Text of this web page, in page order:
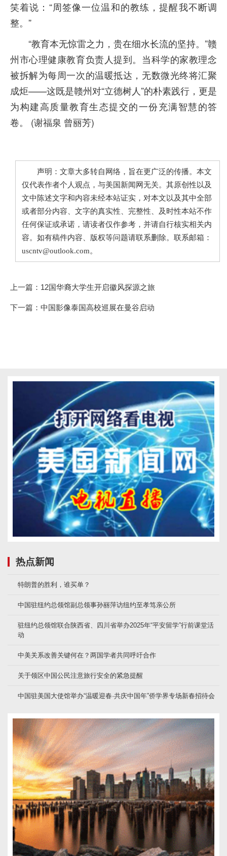
笑着说：“周签像一位温和的教练，提醒我不断调
整。”
“教育本无惊雷之力，贵在细水长流的坚持。”赣
州市心理健康教育负责人提到。当科学的家教理念
被拆解为每周一次的温暖抵达，无数微光终将汇聚
成炬——这既是赣州对“立德树人”的朴素践行，更是
为构建高质量教育生态提交的一份充满智慧的答
卷。 (谢福泉 曾丽芳)
声明：文章大多转自网络，旨在更广泛的传播。本文
仅代表作者个人观点，与美国新闻网无关。其原创性以及
文中陈述文字和内容未经本站证实，对本文以及其中全部
或者部分内容、文字的真实性、完整性、及时性本站不作
任何保证或承诺，请读者仅作参考，并请自行核实相关内
容。如有稿件内容、版权等问题请联系删除。联系邮箱：
uscntv@outlook.com。
上一篇： 12国华裔大学生开启徽风探源之旅
下一篇： 中国影像泰国高校巡展在曼谷启动
热点新闻
特朗普的胜利，谁买单？
中国驻纽约总领馆副总领事孙丽萍访纽约至孝笃亲公所
驻纽约总领馆联合陕西省、四川省举办2025年“平安留学”行前课堂活
动
中美关系改善关键何在？两国学者共同呼吁合作
关于领区中国公民注意旅行安全的紧急提醒
中国驻美国大使馆举办“温暖迎春·共庆中国年”侨学界专场新春招待会